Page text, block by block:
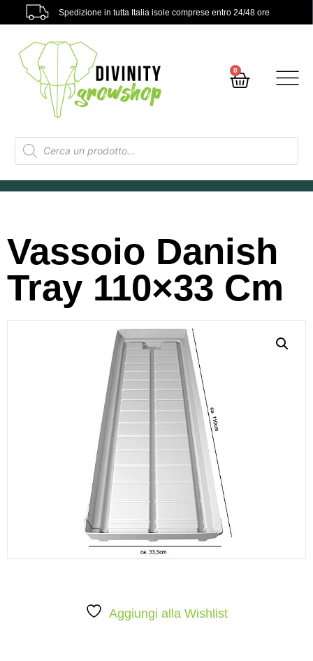
Spedizione in tutta Italia isole comprese entro 24/48 ore
0
Vassoio Danish
Tray 110×33 Cm
Aggiungi alla Wishlist